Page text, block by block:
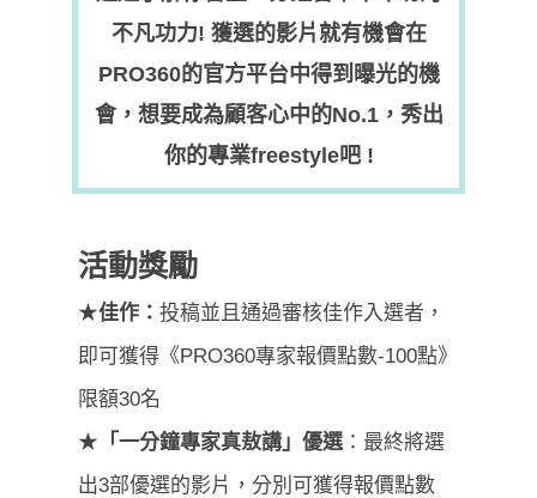
不凡功力! 獲選的影片就有機會在
PRO360的官方平台中得到曝光的機
會，想要成為顧客心中的No.1，秀出
你的專業freestyle吧 !
活動獎勵
★佳作：投稿並且通過審核佳作入選者，
即可獲得《PRO360專家報價點數-100點》
限額30名
★ 「一分鐘專家真敖講」優選：最終將選
出3部優選的影片，分別可獲得報價點數